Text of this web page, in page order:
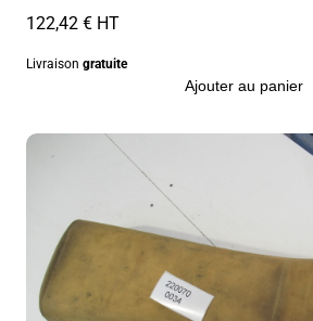
122,42 € HT
Livraison gratuite
Ajouter au panier